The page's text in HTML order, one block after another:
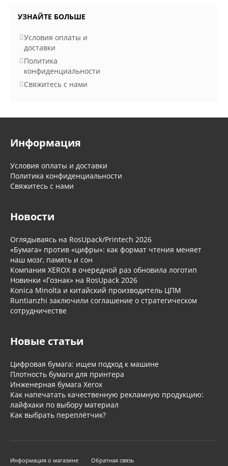
УЗНАЙТЕ БОЛЬШЕ
Условия оплаты и
доставки
Политика
конфиденциальности
Свяжитесь с нами
Информация
Условия оплаты и доставки
Политика конфиденциальности
Свяжитесь с нами
Новости
Оглядываясь на RosUpack/Printech 2026
«Бумага» против «цифры»: как формат чтения меняет
наш мозг, память и сон
Компания XEROX в очередной раз обновила логотип
Новинки «Гознак» на RosUpack 2026
Konica Minolta и китайский производитель ЦПМ
Runtianzhi заключили соглашение о стратегическом
сотрудничестве
Новые статьи
Цифровая бумага: ищем подход к машине
Плотность бумаги для принтера
Инженерная бумага Xerox
Как напечатать качественную рекламную продукцию:
лайфхаки по выбору материал
Как выбрать переплётчик?
Информация о магазине Обратная связь